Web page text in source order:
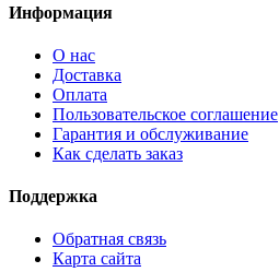
Информация
О нас
Доставка
Оплата
Пользовательское соглашение
Гарантия и обслуживание
Как сделать заказ
Поддержка
Обратная связь
Карта сайта